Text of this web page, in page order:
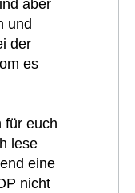
aber
und
der
es
für euch
lese
eine
nicht